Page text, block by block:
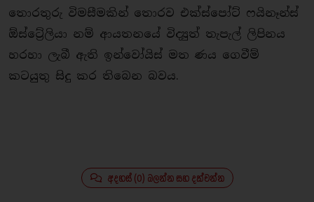
තොරතුරු විමසීමකින් තොරව එක්ස්පෝට් ෆයිනෑන්ස්
ඕස්ට්‍රේලියා නම් ආයතනයේ විද්‍යුත් තැපැල් ලිපිනය
හරහා ලැබී ඇති ඉන්වෝයිස් මත ණය ගෙවීම්
කටයුතු සිදු කර තිබෙන බවය.
අදහස් (0) බලන්න සහ දක්වන්න